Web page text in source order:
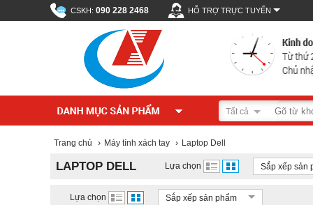
CSKH: 090 228 2468 HỖ TRỢ TRỰC TUYẾN
Tất cả
Trang chủ › Máy tính xách tay › Laptop Dell
LAPTOP DELL Lựa chọn Sắp xếp sản
Lựa chọn Sắp xếp sản phẩm